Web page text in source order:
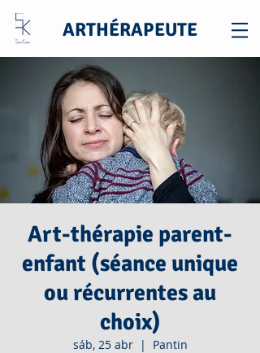
ARTHÉRAPEUTE
Art-thérapie parent-
enfant (séance unique
ou récurrentes au
choix)
sáb, 25 abr
  |
Pantin